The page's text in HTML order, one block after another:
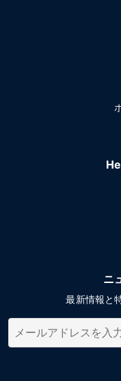
ニ
最新情報と